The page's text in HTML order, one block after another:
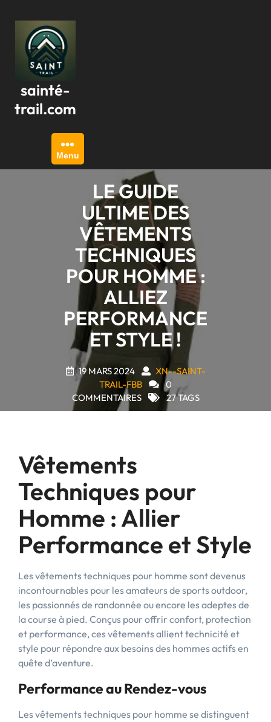
contenu
sainté-
trail.com
Menu
LE GUIDE
ULTIME DES
VÊTEMENTS
TECHNIQUES
POUR HOMME :
ALLIEZ
PERFORMANCE
ET STYLE !
19 MARS 2024
XN--SAINT-
TRAIL-FBB
0
COMMENTAIRES
27 TAGS
Vêtements
Techniques pour
Homme : Allier
Performance et Style
Les vêtements techniques pour homme sont devenus
incontournables pour les amateurs de sports outdoor,
les passionnés de randonnée ou encore les adeptes de
la course à pied. Conçus pour offrir confort, protection
et performance, ces vêtements allient technicité et
style pour répondre aux besoins des hommes actifs en
quête d’aventure.
Performance au Rendez-vous
Les vêtements techniques pour homme se distinguent